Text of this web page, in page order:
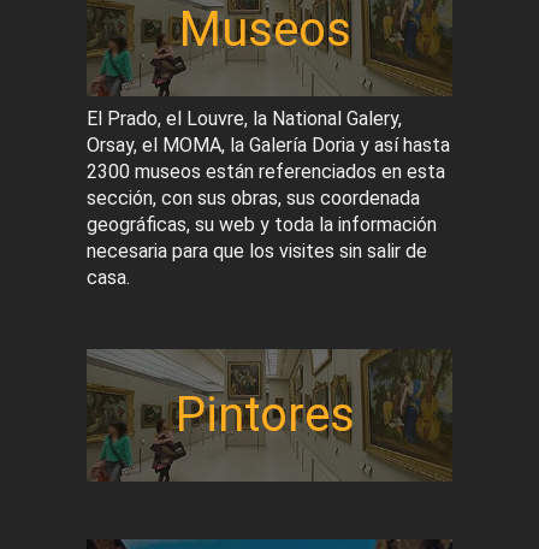
Museos
El Prado, el Louvre, la National Galery,
Orsay, el MOMA, la Galería Doria y así hasta
2300 museos están referenciados en esta
sección, con sus obras, sus coordenada
geográficas, su web y toda la información
necesaria para que los visites sin salir de
casa.
Pintores